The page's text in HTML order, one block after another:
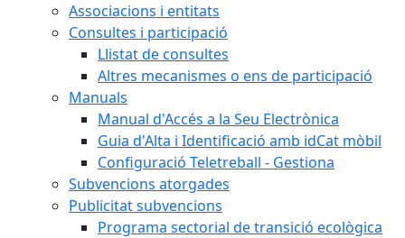
Associacions i entitats
Consultes i participació
Llistat de consultes
Altres mecanismes o ens de participació
Manuals
Manual d'Accés a la Seu Electrònica
Guia d'Alta i Identificació amb idCat mòbil
Configuració Teletreball - Gestiona
Subvencions atorgades
Publicitat subvencions
Programa sectorial de transició ecològica